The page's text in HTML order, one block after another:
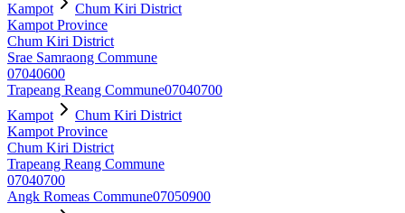
Kampot
Chum Kiri District
Kampot Province
Chum Kiri District
Srae Samraong Commune
07040600
Trapeang Reang Commune07040700
Kampot
Chum Kiri District
Kampot Province
Chum Kiri District
Trapeang Reang Commune
07040700
Angk Romeas Commune07050900